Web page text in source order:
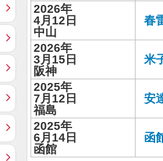
2026年
4月12日
中山
春
2026年
3月15日
阪神
米
2025年
7月12日
福島
安
2025年
6月14日
函館
函